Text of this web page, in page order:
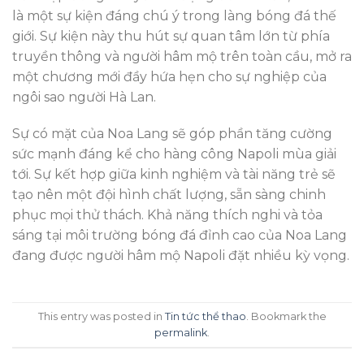
là một sự kiện đáng chú ý trong làng bóng đá thế
giới. Sự kiện này thu hút sự quan tâm lớn từ phía
truyền thông và người hâm mộ trên toàn cầu, mở ra
một chương mới đầy hứa hẹn cho sự nghiệp của
ngôi sao người Hà Lan.
Sự có mặt của Noa Lang sẽ góp phần tăng cường
sức mạnh đáng kể cho hàng công Napoli mùa giải
tới. Sự kết hợp giữa kinh nghiệm và tài năng trẻ sẽ
tạo nên một đội hình chất lượng, sẵn sàng chinh
phục mọi thử thách. Khả năng thích nghi và tỏa
sáng tại môi trường bóng đá đỉnh cao của Noa Lang
đang được người hâm mộ Napoli đặt nhiều kỳ vọng.
This entry was posted in Tin tức thể thao . Bookmark the
permalink